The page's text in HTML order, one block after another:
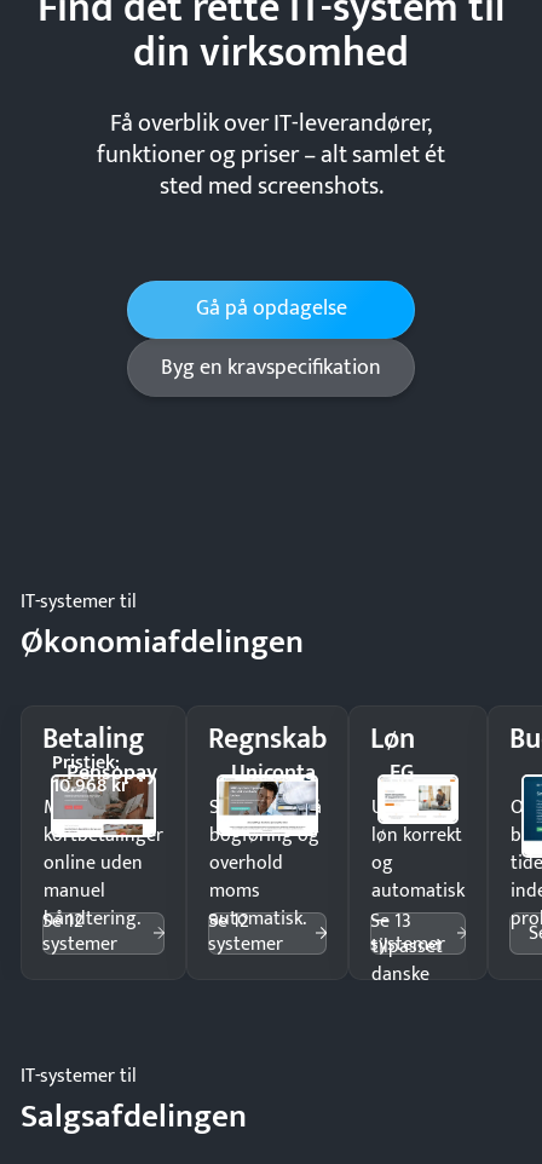
dinvirksomhed
Få overblik over IT-leverandører,
funktioner og priser – alt samlet ét
sted med screenshots.
Gå på opdagelse
Byg en kravspecifikation
IT-systemer til
Økonomiafdelingen
Betaling
Pensopay
Pristjek:
10.968 kr
Modtag
kortbetalinger
online uden
manuel
håndtering.
Se 12
systemer
Regnskab
Uniconta
Spar timer på
bogføring og
overhold
moms
automatisk.
Se 12
systemer
Løn
EG
Udbetal
løn korrekt
og
automatisk
—
tilpasset
danske
Se 13
systemer
IT-systemer til
Salgsafdelingen